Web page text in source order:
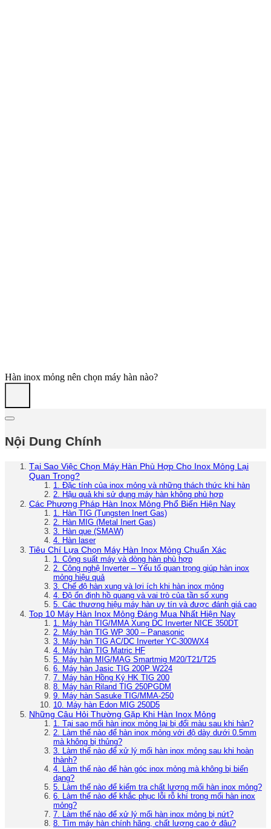
Hàn inox mỏng nên chọn máy hàn nào?
Nội Dung Chính
Tại Sao Việc Chọn Máy Hàn Phù Hợp Cho Inox Mỏng Lại
Quan Trọng?
1. Đặc tính của inox mỏng và những thách thức khi hàn
2. Hậu quả khi sử dụng máy hàn không phù hợp
Các Phương Pháp Hàn Inox Mỏng Phổ Biến Hiện Nay
1. Hàn TIG (Tungsten Inert Gas)
2. Hàn MIG (Metal Inert Gas)
3. Hàn que (SMAW)
4. Hàn laser
Tiêu Chí Lựa Chọn Máy Hàn Inox Mỏng Chuẩn Xác
1. Công suất máy và dòng hàn phù hợp
2. Công nghệ Inverter – Yếu tố quan trọng giúp hàn inox
mỏng hiệu quả
3. Chế độ hàn xung và lợi ích khi hàn inox mỏng
4. Độ ổn định hồ quang và vai trò của tần số xung
5. Các thương hiệu máy hàn uy tín và được đánh giá cao
Top 10 Máy Hàn Inox Mỏng Đáng Mua Nhất Hiện Nay
1. Máy hàn TIG/MMA Xung DC Inverter NICE 350DT
2. Máy hàn TIG WP 300 – Panasonic
3. Máy hàn TIG AC/DC Inverter YC-300WX4
4. Máy hàn TIG Matric HF
5. Máy hàn MIG/MAG Smartmig M20/T21/T25
6. Máy hàn Jasic TIG 200P W224
7. Máy hàn Hồng Ký HK TIG 200
8. Máy hàn Riland TIG 250PGDM
9. Máy hàn Sasuke TIG/MMA-250
10. Máy hàn Edon MIG 250D5
Những Câu Hỏi Thường Gặp Khi Hàn Inox Mỏng
1. Tại sao mối hàn inox mỏng lại bị đổi màu sau khi hàn?
2. Làm thế nào để hàn inox mỏng với độ dày dưới 0.5mm
mà không bị thủng?
3. Làm thế nào để xử lý mối hàn inox mỏng sau khi hoàn
thành?
4. Làm thế nào để hàn góc inox mỏng mà không bị biến
dạng?
5. Làm thế nào để kiểm tra chất lượng mối hàn inox mỏng?
6. Làm thế nào để khắc phục lỗi rỗ khí trong mối hàn inox
mỏng?
7. Làm thế nào để xử lý mối hàn inox mỏng bị nứt?
8. Tìm máy hàn chính hãng, chất lượng cao ở đâu?